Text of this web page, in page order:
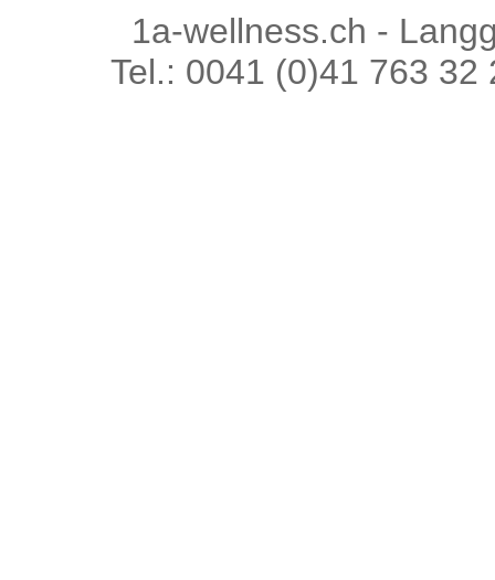
1a-wellness.ch -
Tel.: 0041 (0)41 763